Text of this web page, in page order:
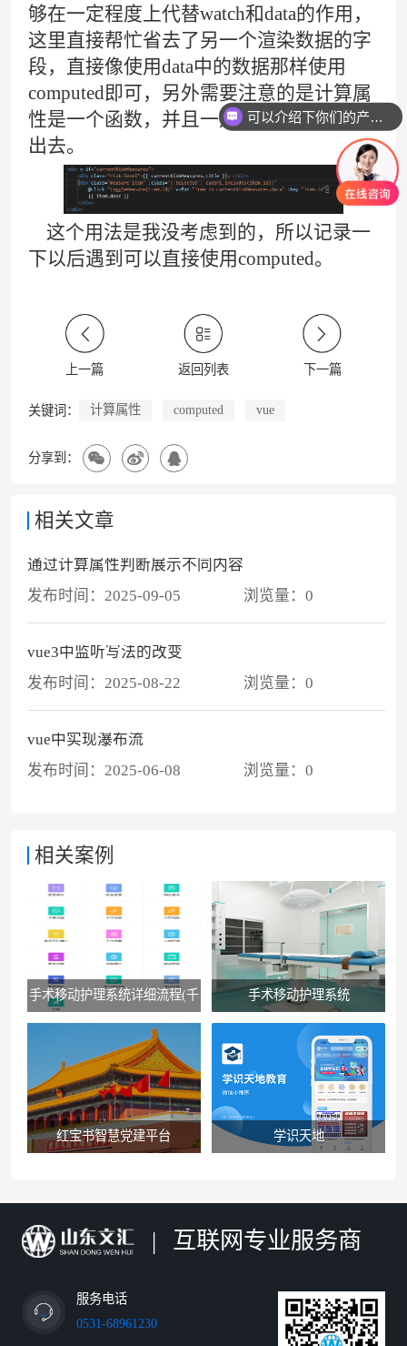
够在一定程度上代替watch和data的作用，
这里直接帮忙省去了另一个渲染数据的字
段，直接像使用data中的数据那样使用
computed即可，另外需要注意的是计算属
性是一个函数，并且一定要把内容return
出去。
这个用法是我没考虑到的，所以记录一
下以后遇到可以直接使用computed。
上一篇 返回列表 下一篇
关键词： 计算属性 computed vue
分享到：
相关文章
通过计算属性判断展示不同内容
发布时间： 2025-09-05 浏览量：0
vue3中监听写法的改变
发布时间： 2025-08-22 浏览量：0
vue中实现瀑布流
发布时间： 2025-06-08 浏览量：0
相关案例
手术移动护理系统详细流程(千
佛山医院版）
手术移动护理系统
红宝书智慧党建平台 学识天地
| 互联网专业服务商
服务电话
0531-68961230